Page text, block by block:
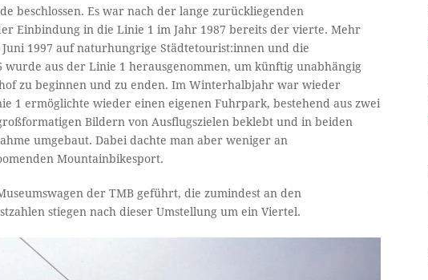
beschlossen. Es war nach der lange zurückliegenden
Einbindung in die Linie 1 im Jahr 1987 bereits der vierte. Mehr
1997 auf naturhungrige Städtetourist:innen und die
aus der Linie 1 herausgenommen, um künftig unabhängig
zu beginnen und zu enden. Im Winterhalbjahr war wieder
1 ermöglichte wieder einen eigenen Fuhrpark, bestehend aus zwei
Bildern von Ausflugszielen beklebt und in beiden
umgebaut. Dabei dachte man aber weniger an
Mountainbikesport.
der TMB geführt, die zumindest an den
stiegen nach dieser Umstellung um ein Viertel.